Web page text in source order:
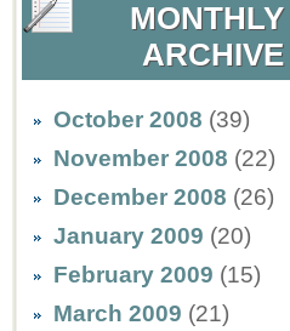
MONTHLY
ARCHIVE
October 2008 (39)
November 2008 (22)
December 2008 (26)
January 2009 (20)
February 2009 (15)
March 2009 (21)